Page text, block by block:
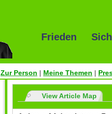
Frieden
Zur Person | Meine Themen |
View Article Map